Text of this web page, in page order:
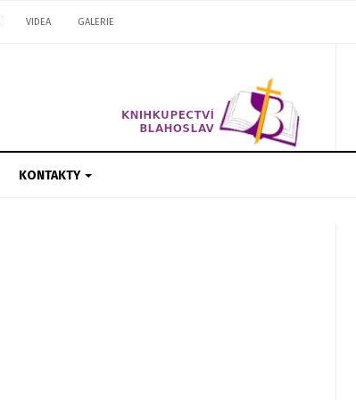
VIDEA GALERIE
KONTAKTY